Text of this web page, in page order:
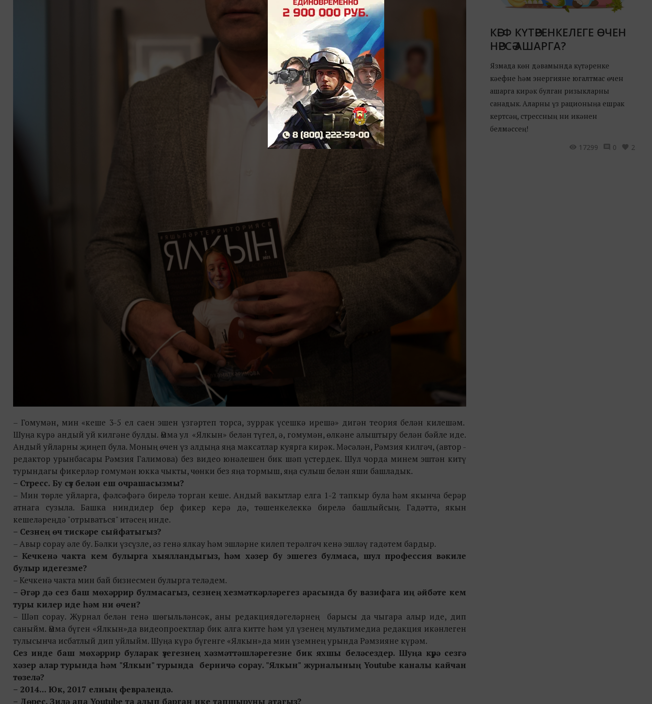
– Гомумән, мин «кеше 3-5 ел саен эшен үзгәртеп торса, зуррак үсешкә ирешә» дигән теория белән килешәм.
Шуңа күрә андый уй килгәне булды. Әмма ул «Ялкын» белән түгел, ә, гомумән, өлкәне алыштыру белән бәйле иде.
Андый уйларны җиңеп була. Моның өчен үз алдыңа яңа максатлар куярга кирәк. Мәсәлән, Рәмзия килгәч, (автор -
редактор урынбасары Рәмзия Галимова) без видео юнәлешен бик шәп үстердек. Шул чорда минем эштән китү
турындагы фикерләр гомумән юкка чыкты, чөнки без яңа тормыш, яңа сулыш белән яши башладык.
– Стресс. Бу сүз белән еш очрашасызмы?
– Мин төрле уйларга, фәлсәфәгә бирелә торган кеше. Андый вакытлар елга 1-2 тапкыр була һәм якынча берәр
атнага сузыла. Башка ниндидер бер фикер керә дә, төшенкелеккә бирелә башлыйсың. Гадәттә, якын
кешеләреңдә "отрываться" итәсең инде.
– Сезнең өч тискәре сыйфатыгыз?
– Авыр сорау әле бу. Бәлки үзсүзле, әз генә ялкау һәм эшләрне килеп терәлгәч кенә эшләү гадәтем бардыр.
– Кечкенә чакта кем булырга хыялландыгыз, һәм хәзер бу эшегез булмаса, шул профессия вәкиле
булыр идегезме?
– Кечкенә чакта мин бай бизнесмен булырга теләдем.
– Әгәр дә сез баш мөхәррир булмасагыз, сезнең хезмәткәрләрегез арасында бу вазифага иң әйбәте кем
туры килер иде һәм ни өчен?
– Шәп сорау. Журнал белән генә шөгыльләнсәк, аны редакциядәгеләрнең барысы да чыгара алыр иде, дип
саныйм. Әмма бүген «Ялкын»да видеопроектлар бик алга китте һәм ул үзенең мультимедиа редакция икәнлеген
тулысынча исбатлый дип уйлыйм. Шуңа күрә бүгенге «Ялкын»да мин үземнең урында Рәмзияне күрәм.
Сез инде баш мөхәррир буларак үзегезнең хәзмәттәшләрегезне бик яхшы беләсездер. Шуңа күрә сезгә
хәзер алар турында һәм "Ялкын" турында берничә сорау. "Ялкын" журналының Youtube каналы кайчан
төзелә?
– 2014... Юк, 2017 елның февралендә.
– Дөрес. Зилә апа Youtube та алып барган ике тапшыруны атагыз?
КӘЕФ КҮТӘРЕНКЕЛЕГЕ ӨЧЕН
НӘРСӘ АШАРГА?
Язмада көн дәвамында күтәренке
кәефне һәм энергияне югалтмас өчен
ашарга кирәк булган ризыкларны
санадык. Аларны үз рационыңа ешрак
кертсәң, стрессның ни икәнен
белмәссең!
17299
0 2